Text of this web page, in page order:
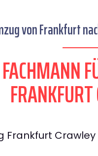
von Frankfurt
Frankfurt Crawley